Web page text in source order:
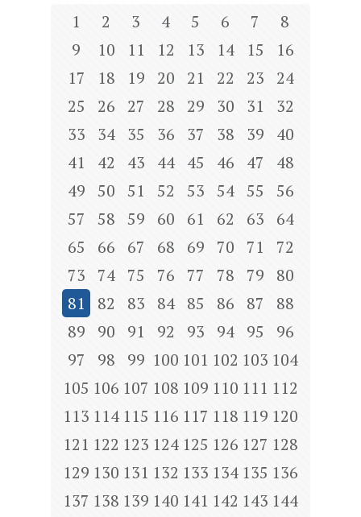
1 2 3 4 5 6 7
8
9
10 11 12 13 14 15
16
17
18 19 20 21 22 23
24
25
26 27 28 29 30 31
32
33
34 35 36 37 38 39
40
41
42 43 44 45 46 47
48
49
50 51 52 53 54 55
56
57
58 59 60 61 62 63
64
65
66 67 68 69 70 71
72
73
74 75 76 77 78 79
80
81
82 83 84 85 86 87
88
89
90 91 92 93 94 95
96
97
98 99 100 101 102 103 104
105 106 107 108 109 110 111 112
113 114 115 116 117 118 119 120
121 122 123 124 125 126 127 128
129 130 131 132 133 134 135 136
137 138 139 140 141 142 143 144